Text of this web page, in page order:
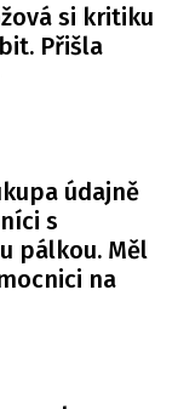
si kritiku
Přišla
údajně
s
pálkou. Měl
na